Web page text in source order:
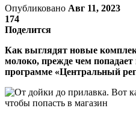
Опубликовано Авг 11, 2023
174
Поделится
Как выглядят новые
молоко, прежде чем
программе «Центральный